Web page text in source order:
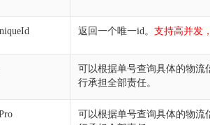
返回一个唯一id。支持高并发
可以根据单号查询具体的物流
行承担全部责任。
可以根据单号查询具体的物流